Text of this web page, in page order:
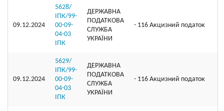
09.12.2024
5628/
ІПК/99-
00-09-
04-03
ІПК
ДЕРЖАВНА
ПОДАТКОВА
СЛУЖБА
УКРАЇНИ
- 116 Акцизний податок
09.12.2024
5629/
ІПК/99-
00-09-
04-03
ІПК
ДЕРЖАВНА
ПОДАТКОВА
СЛУЖБА
УКРАЇНИ
- 116 Акцизний податок